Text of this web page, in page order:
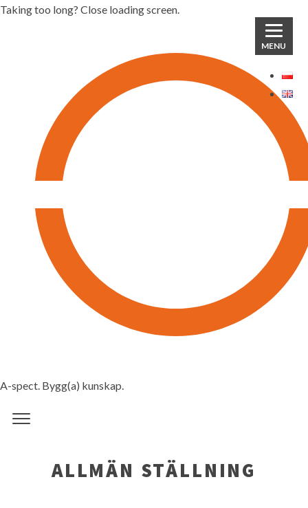
Taking too long? Close loading screen.
A-spect. Bygg(a) kunskap.
MENU
ALLMÄN STÄLLNING